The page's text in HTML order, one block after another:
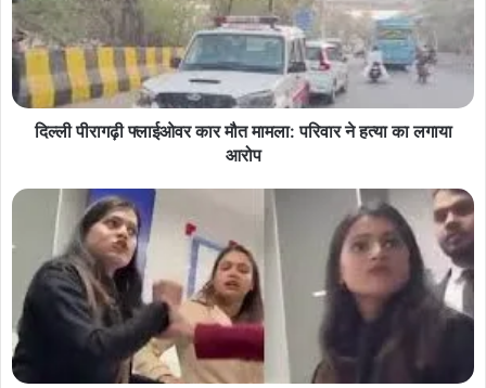
दिल्ली पीरागढ़ी फ्लाईओवर कार मौत मामला: परिवार ने हत्या का लगाया
आरोप